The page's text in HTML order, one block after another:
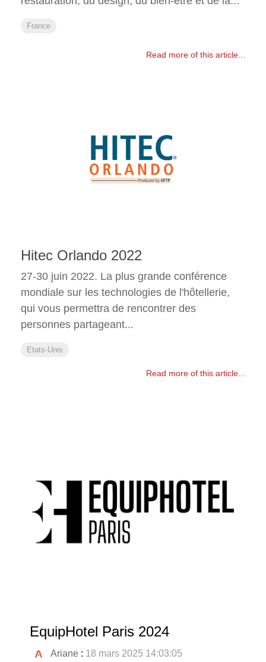
France
Read more of this article...
Hitec Orlando 2022
27-30 juin 2022. La plus grande conférence
mondiale sur les technologies de l'hôtellerie,
qui vous permettra de rencontrer des
personnes partageant...
Etats-Unis
Read more of this article...
EquipHotel Paris 2024
Ariane : 18 mars 2025 14:03:05